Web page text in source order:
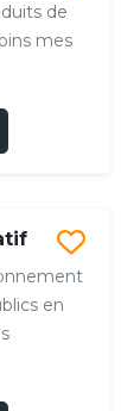
de
mes
en